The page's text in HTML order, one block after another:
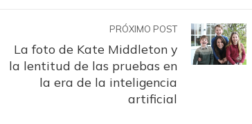
PRÓXIMO POST
La foto de Kate Middleton y
la lentitud de las pruebas en
la era de la inteligencia
artificial